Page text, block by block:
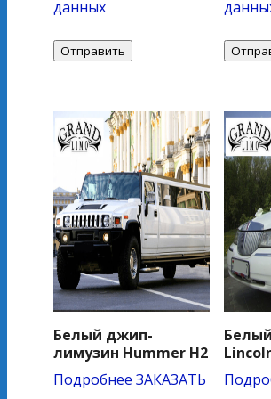
данных
Белый джип-
лимузин Hummer H2
Подробнее ЗАКАЗАТЬ